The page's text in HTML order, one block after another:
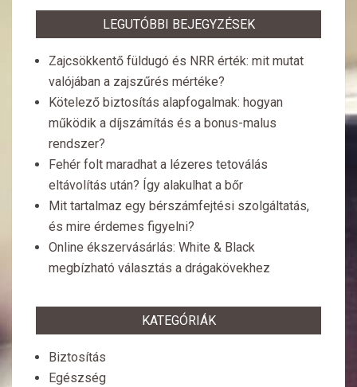
LEGUTÓBBI BEJEGYZÉSEK
Zajcsökkentő füldugó és NRR érték: mit mutat
valójában a zajszűrés mértéke?
Kötelező biztosítás alapfogalmak: hogyan
működik a díjszámítás és a bonus-malus
rendszer?
Fehér folt maradhat a lézeres tetoválás
eltávolítás után? Így alakulhat a bőr
Mit tartalmaz egy bérszámfejtési szolgáltatás,
és mire érdemes figyelni?
Online ékszervásárlás: White & Black
megbízható választás a drágakövekhez
KATEGÓRIÁK
Biztosítás
Egészség